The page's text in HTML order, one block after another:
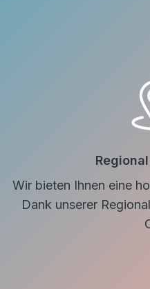
Wir bieten Ihnen eine
Dank unserer